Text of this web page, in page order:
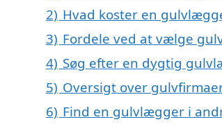
2) Hvad koster en
3) Fordele ved at vælge
4) Søg efter en dygtig
5) Oversigt over
6) Find en gulvlægger i